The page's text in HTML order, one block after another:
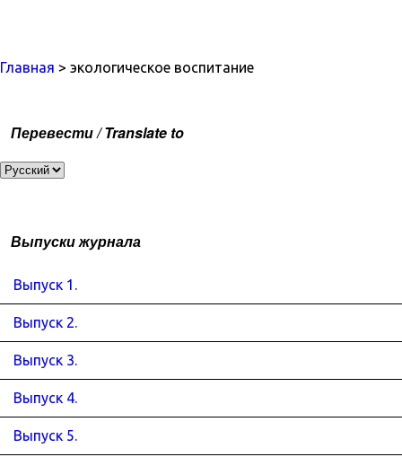
Главная > экологическое воспитание
Перевести / Translate to
Выпуски журнала
Выпуск 1.
Выпуск 2.
Выпуск 3.
Выпуск 4.
Выпуск 5.